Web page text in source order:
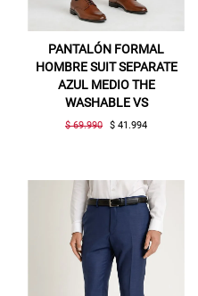
PANTALÓN FORMAL
HOMBRE SUIT SEPARATE
AZUL MEDIO THE
WASHABLE VS
$ 69.990 $ 41.994